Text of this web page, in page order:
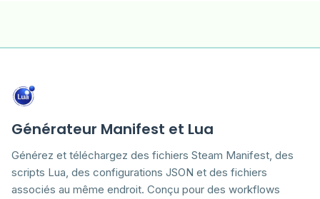
Générateur Manifest et Lua
Générez et téléchargez des fichiers Steam Manifest, des
scripts Lua, des configurations JSON et des fichiers
associés au même endroit. Conçu pour des workflows